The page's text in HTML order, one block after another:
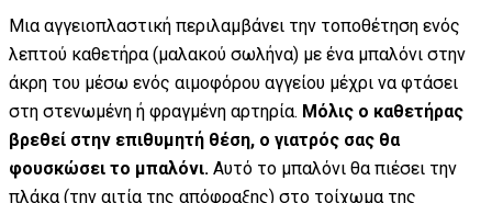
Μια αγγειοπλαστική περιλαμβάνει την τοποθέτηση ενός
λεπτού καθετήρα (μαλακού σωλήνα) με ένα μπαλόνι στην
άκρη του μέσω ενός αιμοφόρου αγγείου μέχρι να φτάσει
στη στενωμένη ή φραγμένη αρτηρία. Μόλις ο καθετήρας
βρεθεί στην επιθυμητή θέση, ο γιατρός σας θα
φουσκώσει το μπαλόνι. Αυτό το μπαλόνι θα πιέσει την
πλάκα (την αιτία της απόφραξης) στο τοίχωμα της